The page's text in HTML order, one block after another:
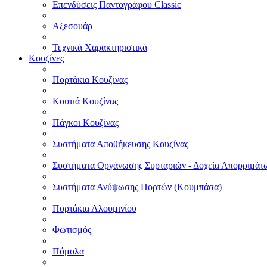
Επενδύσεις Παντογράφου Classic
Αξεσουάρ
Τεχνικά Χαρακτηριστικά
Κουζίνες
Πορτάκια Κουζίνας
Κουτιά Κουζίνας
Πάγκοι Κουζίνας
Συστήματα Αποθήκευσης Κουζίνας
Συστήματα Οργάνωσης Συρταριών - Δοχεία
Συστήματα Ανύψωσης Πορτών (Κουμπάσα)
Πορτάκια Αλουμινίου
Φωτισμός
Πόμολα